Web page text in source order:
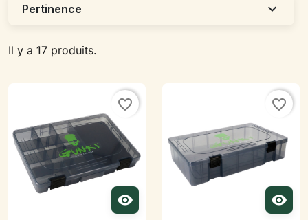
Il y a 17 produits.
Pertinence expand_more

favorite_border

favorite_border